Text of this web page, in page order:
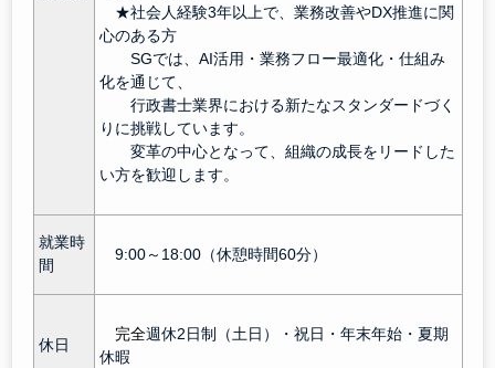
★社会人経験3年以上で、業務改善やDX推進に関
心のある方
SGでは、AI活用・業務フロー最適化・仕組み
化を通じて、
行政書士業界における新たなスタンダードづく
りに挑戦しています。
変革の中心となって、組織の成長をリードした
い方を歓迎します。
就業時
間
9:00～18:00（休憩時間60分）
休日
完全週休2日制（土日）・祝日・年末年始・夏期
休暇